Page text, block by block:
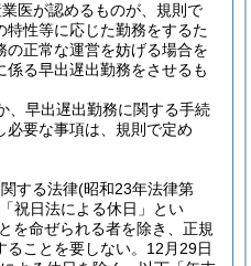
医が認めるものが、規則で
特性等に応じた勤務をするた
正常な運営を妨げる場合を
る早出遅出勤務をさせるも
、早出遅出勤務に関する手続
必要な事項は、規則で定め
する法律(昭和23年法律第
祝日法による休日」とい
を命ぜられる者を除き、正規
ことを要しない。 12月29日